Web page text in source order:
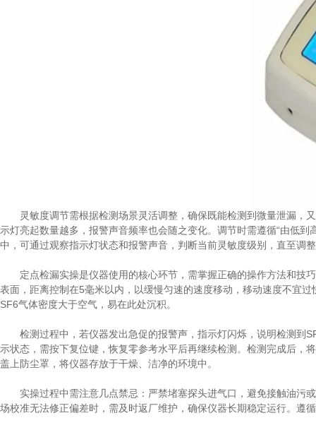
灵敏度调节需根据检测场景灵活调整，确保既能检测到微量泄漏，
示灯亮起数量越多，报警声音频率也会随之变化。调节时需遵循“由低
中，可通过观察指示灯状态和报警声音，判断当前灵敏度级别，直至调
定点检漏实操是仪器使用的核心环节，需掌握正确的操作方法和技
表面，距离控制在5毫米以内，以缓慢匀速的速度移动，移动速度不宜
SF6气体密度大于空气，易在此处沉积。
检测过程中，若仪器发出急促的报警声，指示灯闪烁，说明检测到
示状态，需按下复位键，恢复零参考水平后再继续检测。检测完成后，
盖上防尘罩，将仪器存放于干燥、洁净的环境中。
实操过程中需注意几点禁忌：严禁堵塞探头进气口，避免接触油污
场校准无法修正偏差时，需及时返厂维护，确保仪器长期稳定运行。遵